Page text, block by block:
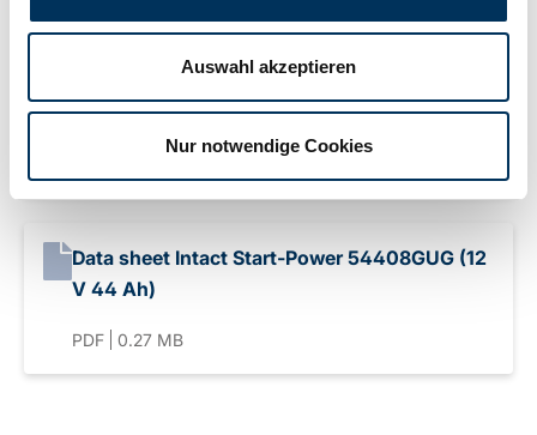
Auswahl akzeptieren
Nur notwendige Cookies
Datenblatt Intact Start-Power 54408GUG (12
V 44 Ah)
Data sheet Intact Start-Power 54408GUG (12
V 44 Ah)
PDF 0.27 MB